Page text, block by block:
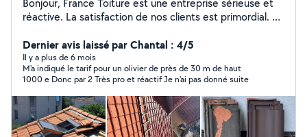
Bonjour, France Toiture est une entreprise sérieuse et
réactive. La satisfaction de nos clients est primordial. Le
professionnels aguerris. Nos travaux de couverture,
d'étanchéité, de charpente et de zinguerie sont
garantie 10 ans ainsi que les travaux sur façade. Nous
faisons également de la rénovation de bien, de la
gouttière et quelques travaux intérieurs comme les
peintures. Au plaisir de vous retrouver prochainement.
France Toiture vous souhaite une bonne journée.
Dernier avis laissé par Chantal : 4/5
Il y a plus de 6 mois
M'a indiqué le tarif pour un olivier de près de 30 m de haut
1000 e Donc par 2 Très pro et réactif Je n'ai pas donné suite